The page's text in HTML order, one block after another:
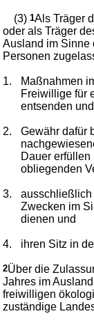
(3)1Als Träger
oder als Träger
Ausland im Sinne
Personen
1. Maßnahmen
Freiwillige für
entsenden
2.
Gewähr dafür
Dauer
obliegenden
3.
ausschließlich
Zwecken im
dienen und
4. ihren Sitz in
2Über die
Jahres im
freiwilligen
zuständige